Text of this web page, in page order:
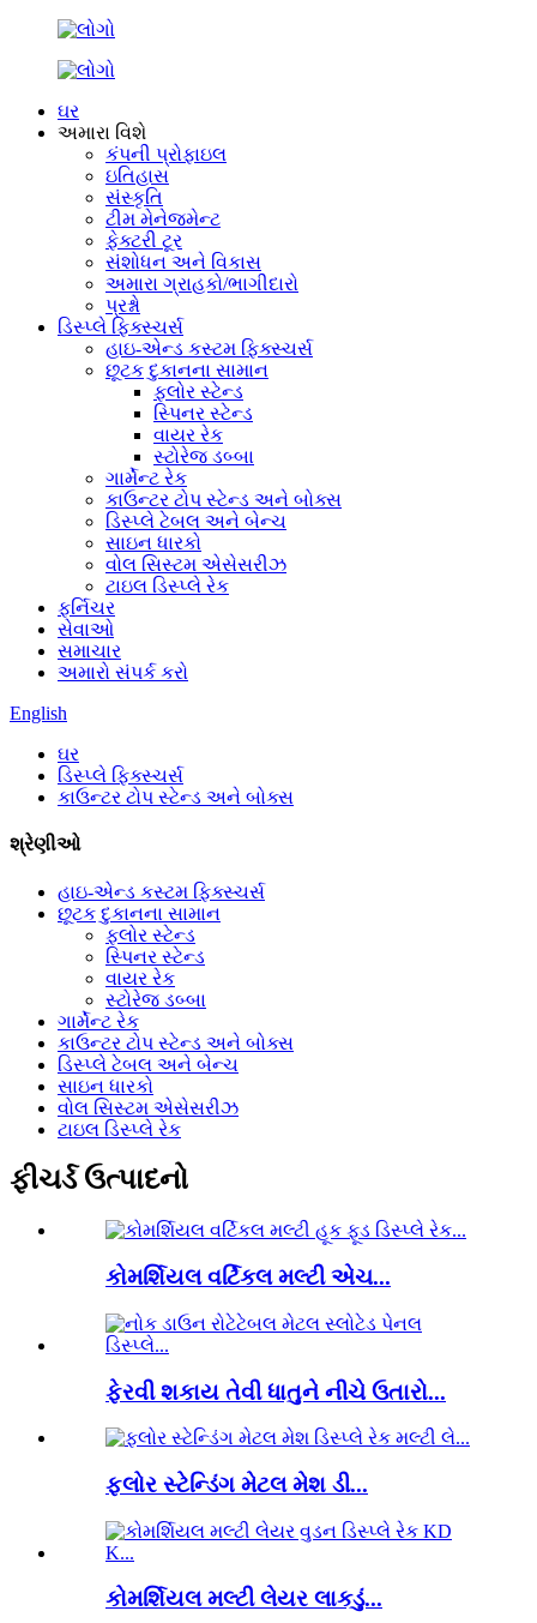
ઘર
અમારા વિશે
કંપની પ્રોફાઇલ
ઇતિહાસ
સંસ્કૃતિ
ટીમ મેનેજમેન્ટ
ફેક્ટરી ટૂર
સંશોધન અને વિકાસ
અમારા ગ્રાહકો/ભાગીદારો
પ્રશ્નો
ડિસ્પ્લે ફિક્સ્ચર્સ
હાઇ-એન્ડ કસ્ટમ ફિક્સ્ચર્સ
છૂટક દુકાનના સામાન
ફ્લોર સ્ટેન્ડ
સ્પિનર ​​સ્ટેન્ડ
વાયર રેક
સ્ટોરેજ ડબ્બા
ગાર્મેન્ટ રેક
કાઉન્ટર ટોપ સ્ટેન્ડ અને બોક્સ
ડિસ્પ્લે ટેબલ અને બેન્ચ
સાઇન ધારકો
વોલ સિસ્ટમ એસેસરીઝ
ટાઇલ ડિસ્પ્લે રેક
ફર્નિચર
સેવાઓ
સમાચાર
અમારો સંપર્ક કરો
English
ઘર
ડિસ્પ્લે ફિક્સ્ચર્સ
કાઉન્ટર ટોપ સ્ટેન્ડ અને બોક્સ
શ્રેણીઓ
હાઇ-એન્ડ કસ્ટમ ફિક્સ્ચર્સ
છૂટક દુકાનના સામાન
ફ્લોર સ્ટેન્ડ
સ્પિનર ​​સ્ટેન્ડ
વાયર રેક
સ્ટોરેજ ડબ્બા
ગાર્મેન્ટ રેક
કાઉન્ટર ટોપ સ્ટેન્ડ અને બોક્સ
ડિસ્પ્લે ટેબલ અને બેન્ચ
સાઇન ધારકો
વોલ સિસ્ટમ એસેસરીઝ
ટાઇલ ડિસ્પ્લે રેક
ફીચર્ડ ઉત્પાદનો
કોમર્શિયલ વર્ટિકલ મલ્ટી એચ...
ફેરવી શકાય તેવી ધાતુને નીચે ઉતારો...
ફ્લોર સ્ટેન્ડિંગ મેટલ મેશ ડી...
કોમર્શિયલ મલ્ટી લેયર લાકડું...